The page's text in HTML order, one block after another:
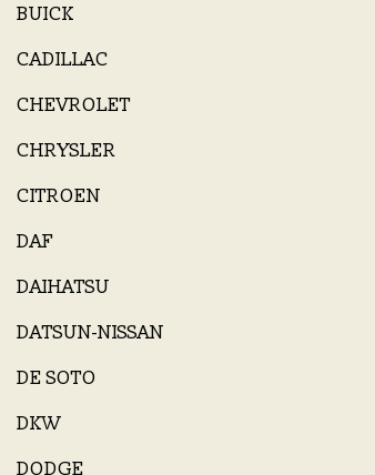
BUICK
CADILLAC
CHEVROLET
CHRYSLER
CITROEN
DAF
DAIHATSU
DATSUN-NISSAN
DE SOTO
DKW
DODGE